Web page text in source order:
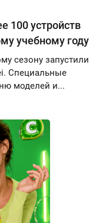
100 устройств
учебному году
сезону запустили
Специальные
моделей и...